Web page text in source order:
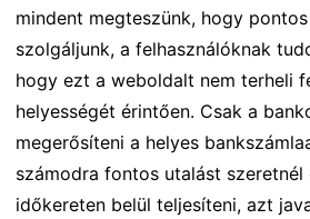
mindent megteszünk, hogy
szolgáljunk, a felhasználóknak
hogy ezt a weboldalt nem terheli
helyességét érintően. Csak a
megerősíteni a helyes
számodra fontos utalást
időkereten belül teljesíteni, azt